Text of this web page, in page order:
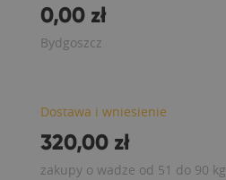
0,00 zł
Bydgoszcz
Dostawa i wniesienie
320,00 zł
zakupy o wadze od 51 do 90 kg